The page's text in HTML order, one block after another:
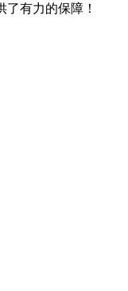
有力的保障！